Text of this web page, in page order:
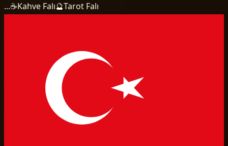
...☕Kahve Falı🔮Tarot Falı